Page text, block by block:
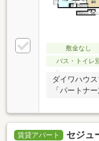
敷金なし
バス・トイレ
ダイワハウ
「パートナ
賃貸アパート セジュ